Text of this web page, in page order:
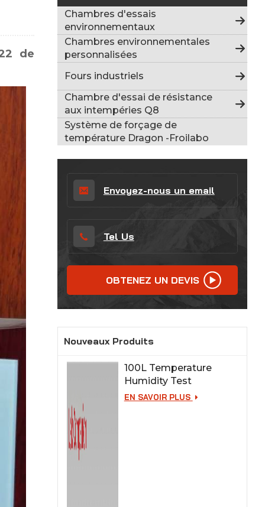
Indonesia
ภาษาไทย
日本語
Tiếng Việt
中文
Chambres d'essais
environnementaux
Chambres environnementales
personnalisées
Fours industriels
Chambre d'essai de résistance
aux intempéries Q8
Système de forçage de
température Dragon -Froilabo
Envoyez-nous un email
Tel Us
OBTENEZ UN DEVIS
Nouveaux Produits
100L Temperature
Humidity Test
Chamber for Lab
EN SAVOIR PLUS
de